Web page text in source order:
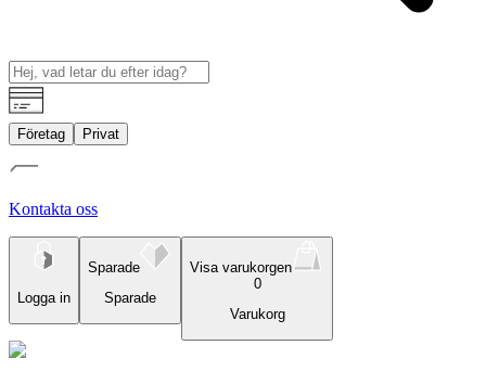
Företag Privat
Kontakta oss
Logga in
Sparade
Sparade
Visa varukorgen
0
Varukorg